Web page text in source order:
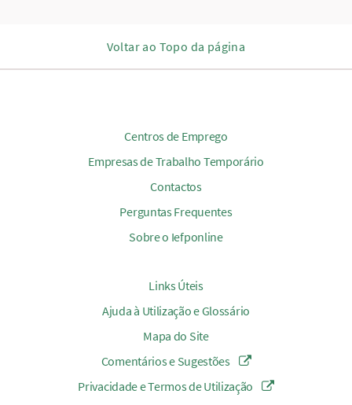
Voltar ao Topo da página
Centros de Emprego
Empresas de Trabalho Temporário
Contactos
Perguntas Frequentes
Sobre o Iefponline
Links Úteis
Ajuda à Utilização e Glossário
Mapa do Site
Comentários e Sugestões
Privacidade e Termos de Utilização